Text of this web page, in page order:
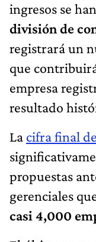
ingresos se
división de
registrará un
que
empresa
resultado
La cifra final
propuestas
gerenciales
casi 4,000